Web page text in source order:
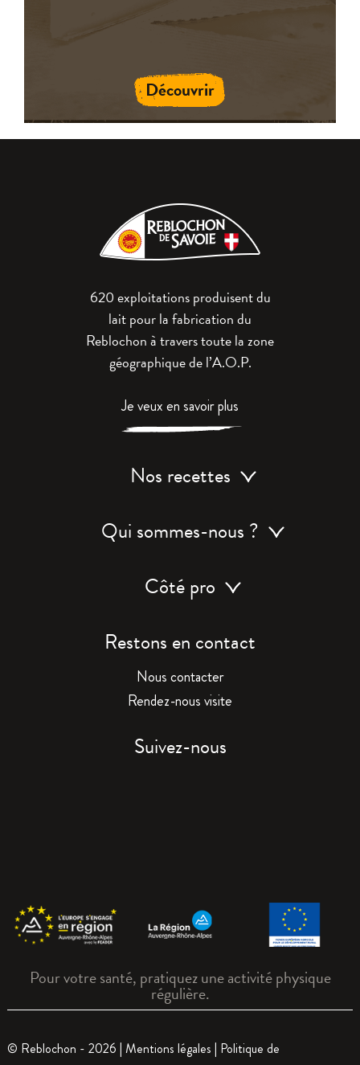
Découvrir
620 exploitations produisent du
lait pour la fabrication du
Reblochon à travers toute la zone
géographique de l’A.O.P.
Je veux en savoir plus
Nos recettes
Qui sommes-nous ?
Côté pro
Restons en contact
Nous contacter
Rendez-nous visite
Suivez-nous
Pour votre santé, pratiquez une activité physique
régulière.
© Reblochon - 2026 | Mentions légales | Politique de